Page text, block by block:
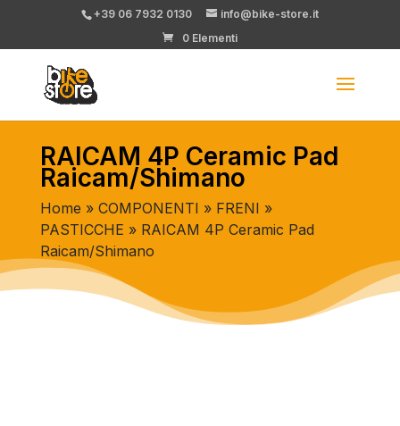
+39 06 7932 0130
info@bike-store.it
0 Elementi
RAICAM 4P Ceramic Pad
Raicam/Shimano
Home » COMPONENTI » FRENI »
PASTICCHE » RAICAM 4P Ceramic Pad
Raicam/Shimano